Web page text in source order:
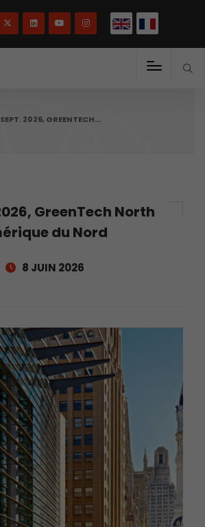
2026, GREENTECH…
GreenTech North
du Nord
8 JUIN 2026
English(English)